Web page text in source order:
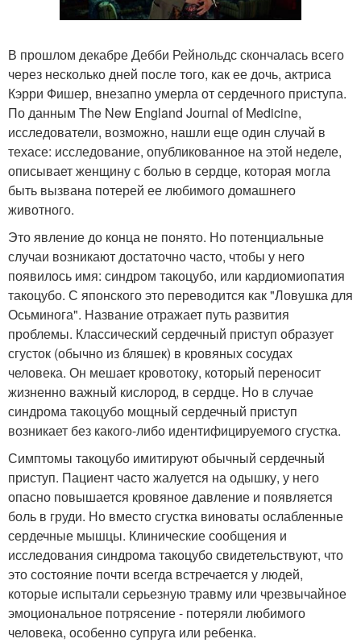
В прошлом декабре Дебби Рейнольдс скончалась всего
через несколько дней после того, как ее дочь, актриса
Кэрри Фишер, внезапно умерла от сердечного приступа.
По данным The New England Journal of Medicine,
исследователи, возможно, нашли еще один случай в
техасе: исследование, опубликованное на этой неделе,
описывает женщину с болью в сердце, которая могла
быть вызвана потерей ее любимого домашнего
животного.
Это явление до конца не понято. Но потенциальные
случаи возникают достаточно часто, чтобы у него
появилось имя: синдром такоцубо, или кардиомиопатия
такоцубо. С японского это переводится как "Ловушка для
Осьминога". Название отражает путь развития
проблемы. Классический сердечный приступ образует
сгусток (обычно из бляшек) в кровяных сосудах
человека. Он мешает кровотоку, который переносит
жизненно важный кислород, в сердце. Но в случае
синдрома такоцубо мощный сердечный приступ
возникает без какого-либо идентифицируемого сгустка.
Симптомы такоцубо имитируют обычный сердечный
приступ. Пациент часто жалуется на одышку, у него
опасно повышается кровяное давление и появляется
боль в груди. Но вместо сгустка виноваты ослабленные
сердечные мышцы. Клинические сообщения и
исследования синдрома такоцубо свидетельствуют, что
это состояние почти всегда встречается у людей,
которые испытали серьезную травму или чрезвычайное
эмоциональное потрясение - потеряли любимого
человека, особенно супруга или ребенка.